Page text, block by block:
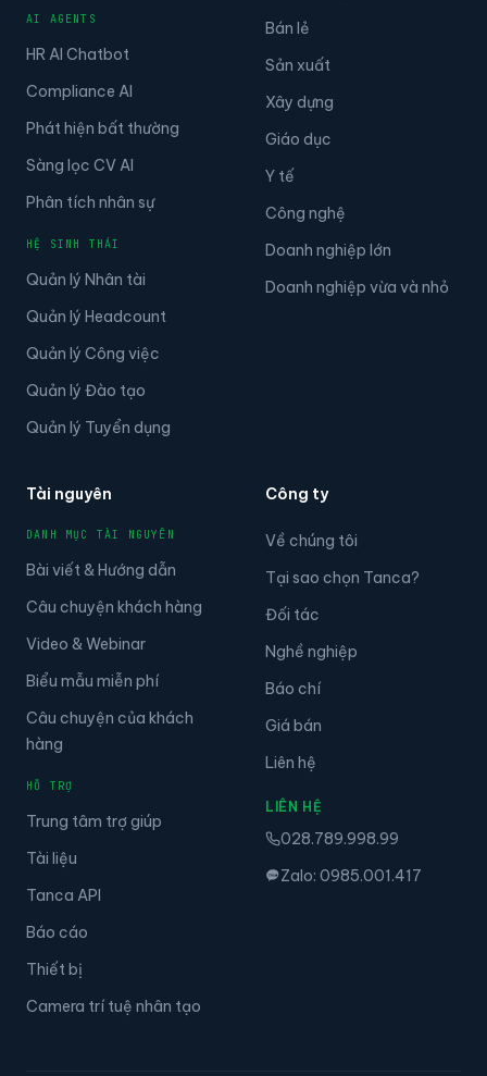
AI AGENTS
HR AI Chatbot
Compliance AI
Phát hiện bất thường
Sàng lọc CV AI
Phân tích nhân sự
HỆ SINH THÁI
Quản lý Nhân tài
Quản lý Headcount
Quản lý Công việc
Quản lý Đào tạo
Quản lý Tuyển dụng
Bán lẻ
Sản xuất
Xây dựng
Giáo dục
Y tế
Công nghệ
Doanh nghiệp lớn
Doanh nghiệp vừa và nhỏ
Tài nguyên
DANH MỤC TÀI NGUYÊN
Bài viết & Hướng dẫn
Câu chuyện khách hàng
Video & Webinar
Biểu mẫu miễn phí
Câu chuyện của khách
hàng
HỖ TRỢ
Trung tâm trợ giúp
Tài liệu
Tanca API
Báo cáo
Thiết bị
Camera trí tuệ nhân tạo
Công ty
Về chúng tôi
Tại sao chọn Tanca?
Đối tác
Nghề nghiệp
Báo chí
Giá bán
Liên hệ
LIÊN HỆ
028.789.998.99
Zalo: 0985.001.417